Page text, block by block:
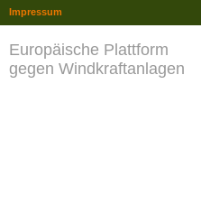
Europäische Plattform
gegen Windkraftanlagen
Impressum